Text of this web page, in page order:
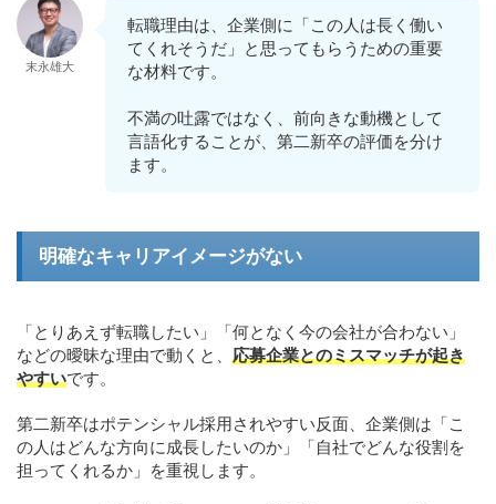
末永雄大
転職理由は、企業側に「この人は長く働い
てくれそうだ」と思ってもらうための重要
な材料です。
不満の吐露ではなく、前向きな動機として
言語化することが、第二新卒の評価を分け
ます。
明確なキャリアイメージがない
「とりあえず転職したい」「何となく今の会社が合わない」
などの曖昧な理由で動くと、 応募企業とのミスマッチが起き
やすいです。
第二新卒はポテンシャル採用されやすい反面、企業側は「こ
の人はどんな方向に成長したいのか」「自社でどんな役割を
担ってくれるか」を重視します。